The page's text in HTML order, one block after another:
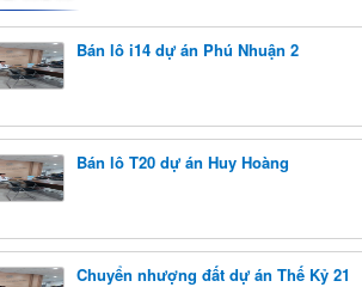
Bán lô i14 dự án Phú Nhuận 2
Bán lô T20 dự án Huy Hoàng
Chuyển nhượng đất dự án Thế Kỷ 21